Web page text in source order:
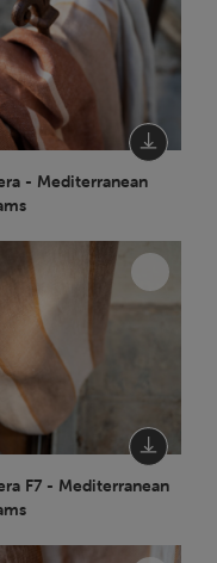
- Mediterranean
F7 - Mediterranean